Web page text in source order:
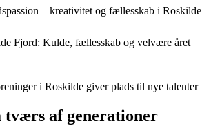
– kreativitet og fællesskab i Roskilde
Fjord: Kulde, fællesskab og velvære året
i Roskilde giver plads til nye talenter
tværs af generationer